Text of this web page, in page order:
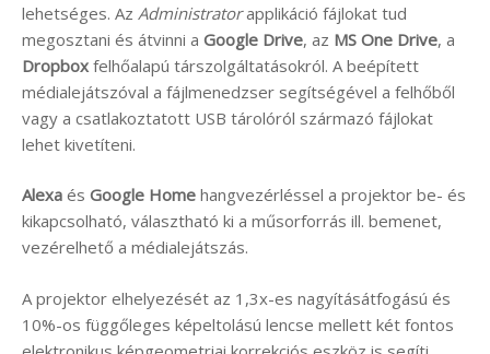
lehetséges. Az Administratorapplikáció fájlokat tud
megosztani és átvinni a Google Drive, az MS One Drive, a
Dropbox felhőalapú társzolgáltatásokról. A beépített
médialejátszóval a fájlmenedzser segítségével a felhőből
vagy a csatlakoztatott USB tárolóról származó fájlokat
lehet kivetíteni.
Alexa és Google Home hangvezérléssel a projektor be- és
kikapcsolható, választható ki a műsorforrás ill. bemenet,
vezérelhető a médialejátszás.
A projektor elhelyezését az 1,3x-es nagyításátfogású és
10%-os függőleges képeltolású lencse mellett két fontos